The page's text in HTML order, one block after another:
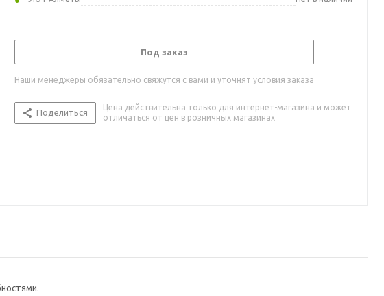
Под заказ
Наши менеджеры обязательно свяжутся с вами и уточнят условия заказа
Поделиться
Цена действительна только для интернет-магазина и может
отличаться от цен в розничных магазинах